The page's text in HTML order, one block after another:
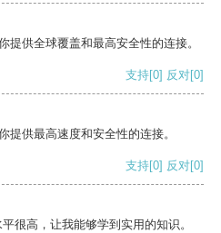
提供全球覆盖和最高安全性的连接。
支持[0] 反对[0]
提供最高速度和安全性的连接。
支持[0] 反对[0]
很高，让我能够学到实用的知识。